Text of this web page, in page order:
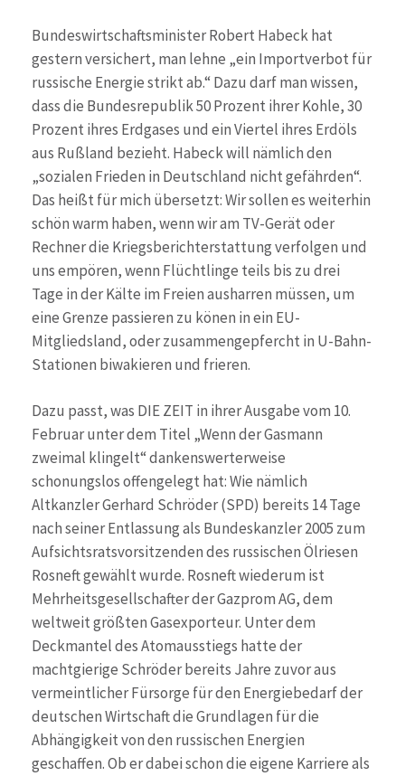
Bundeswirtschaftsminister Robert Habeck hat
gestern versichert, man lehne „ein Importverbot für
russische Energie strikt ab.“ Dazu darf man wissen,
dass die Bundesrepublik 50 Prozent ihrer Kohle, 30
Prozent ihres Erdgases und ein Viertel ihres Erdöls
aus Rußland bezieht. Habeck will nämlich den
„sozialen Frieden in Deutschland nicht gefährden“.
Das heißt für mich übersetzt: Wir sollen es weiterhin
schön warm haben, wenn wir am TV-Gerät oder
Rechner die Kriegsberichterstattung verfolgen und
uns empören, wenn Flüchtlinge teils bis zu drei
Tage in der Kälte im Freien ausharren müssen, um
eine Grenze passieren zu könen in ein EU-
Mitgliedsland, oder zusammengepfercht in U-Bahn-
Stationen biwakieren und frieren.
Dazu passt, was DIE ZEIT in ihrer Ausgabe vom 10.
Februar unter dem Titel „Wenn der Gasmann
zweimal klingelt“ dankenswerterweise
schonungslos offengelegt hat: Wie nämlich
Altkanzler Gerhard Schröder (SPD) bereits 14 Tage
nach seiner Entlassung als Bundeskanzler 2005 zum
Aufsichtsratsvorsitzenden des russischen Ölriesen
Rosneft gewählt wurde. Rosneft wiederum ist
Mehrheitsgesellschafter der Gazprom AG, dem
weltweit größten Gasexporteur. Unter dem
Deckmantel des Atomausstiegs hatte der
machtgierige Schröder bereits Jahre zuvor aus
vermeintlicher Fürsorge für den Energiebedarf der
deutschen Wirtschaft die Grundlagen für die
Abhängigkeit von den russischen Energien
geschaffen. Ob er dabei schon die eigene Karriere als